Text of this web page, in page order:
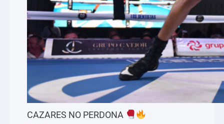
CAZARES NO PERDONA